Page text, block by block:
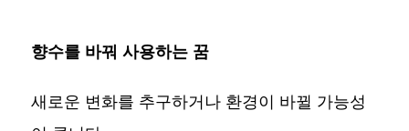
향수를 바꿔 사용하는 꿈
새로운 변화를 추구하거나 환경이 바뀔 가능성